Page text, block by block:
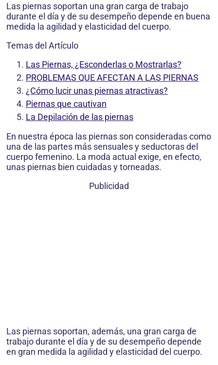
Las piernas soportan una gran carga de trabajo
durante el día y de su desempeño depende en buena
medida la agilidad y elasticidad del cuerpo.
Temas del Artículo
Las Piernas, ¿Esconderlas o Mostrarlas?
PROBLEMAS QUE AFECTAN A LAS PIERNAS
¿Cómo lucir unas piernas atractivas?
Piernas que cautivan
La Depilación de las piernas
En nuestra época las piernas son consideradas como
una de las partes más sensuales y seductoras del
cuerpo femenino. La moda actual exige, en efecto,
unas piernas bien cuidadas y torneadas.
Publicidad
Las piernas soportan, además, una gran carga de
trabajo durante el día y de su desempeño depende
en gran medida la agilidad y elasticidad del cuerpo.